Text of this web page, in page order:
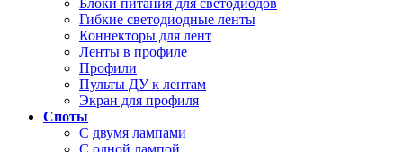
Блоки питания для светодиодов
Гибкие светодиодные ленты
Коннекторы для лент
Ленты в профиле
Профили
Пульты ДУ к лентам
Экран для профиля
Споты
С двумя лампами
С одной лампой